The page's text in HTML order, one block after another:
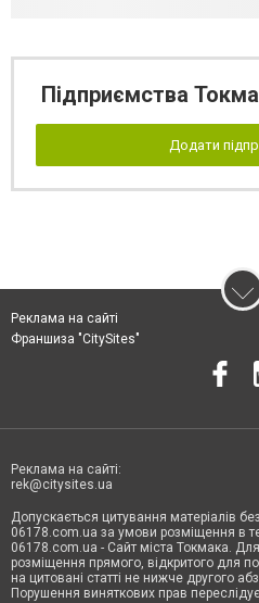
Підприємства
Додати
Реклама на сайті
Франшиза "CitySites"
Реклама на сайті:
rek@citysites.ua
Допускається цитування матеріалів
06178.com.ua за умови розміщення в
06178.com.ua - Сайт міста Токмака.
розміщення прямого, відкритого для
на цитовані статті не нижче другого
Порушення виняткових прав